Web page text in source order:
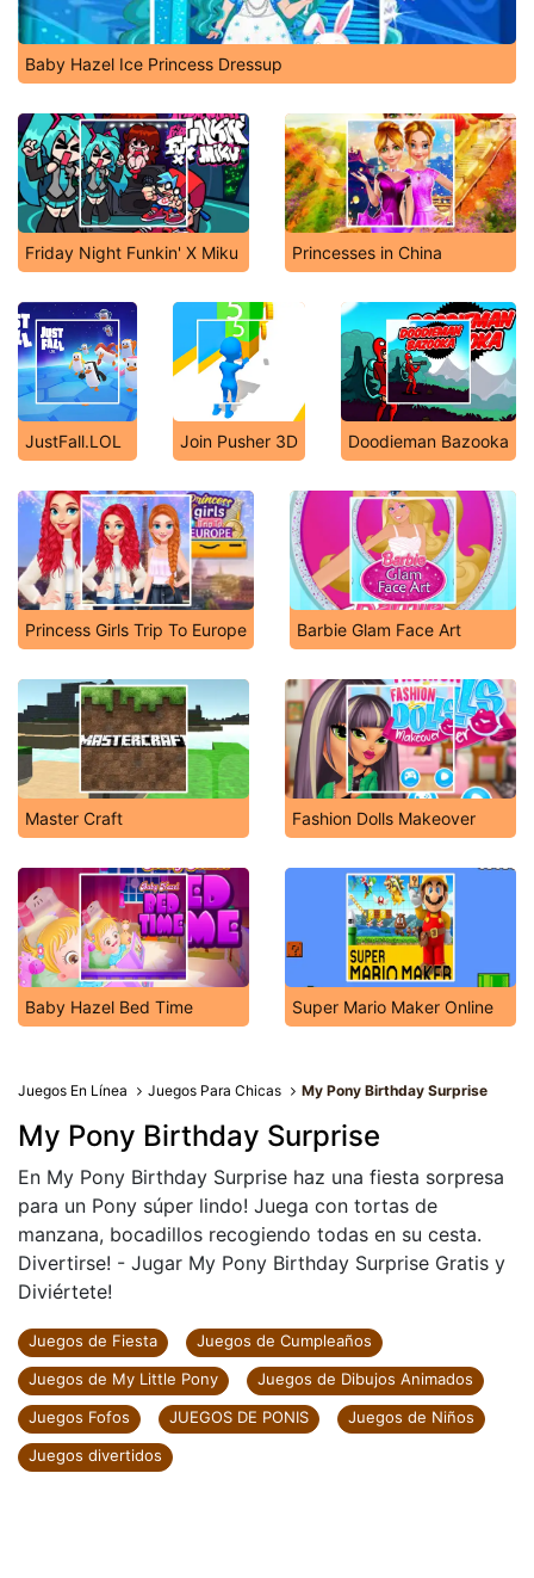
Baby Hazel Ice Princess Dressup
Friday Night Funkin' X Miku Princesses in China
JustFall.LOL Join Pusher 3D Doodieman Bazooka
Princess Girls Trip To Europe Barbie Glam Face Art
Master Craft Fashion Dolls Makeover
Baby Hazel Bed Time Super Mario Maker Online
Juegos En Línea Juegos Para Chicas My Pony Birthday Surprise
My Pony Birthday Surprise
En My Pony Birthday Surprise haz una fiesta sorpresa
para un Pony súper lindo! Juega con tortas de
manzana, bocadillos recogiendo todas en su cesta.
Divertirse! - Jugar My Pony Birthday Surprise Gratis y
Diviértete!
Juegos de Fiesta
Juegos de Cumpleaños
Juegos de My Little Pony
Juegos de Dibujos Animados
Juegos Fofos
JUEGOS DE PONIS
Juegos de Niños
Juegos divertidos